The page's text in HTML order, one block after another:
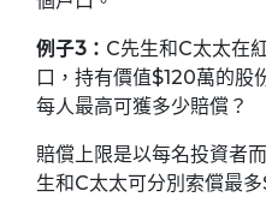
例子3： C先生和C太太在
口，持有價值$120萬的股
每人最高可獲多少賠償？
賠償上限是以每名投資者
生和C太太可分別索償最